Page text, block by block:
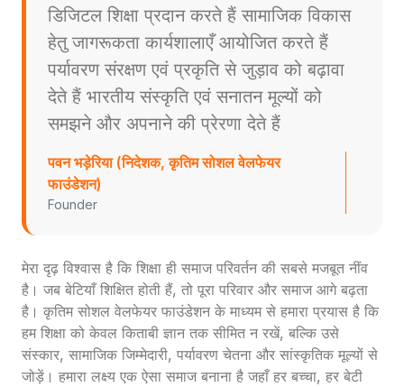
डिजिटल शिक्षा प्रदान करते हैं सामाजिक विकास
हेतु जागरूकता कार्यशालाएँ आयोजित करते हैं
पर्यावरण संरक्षण एवं प्रकृति से जुड़ाव को बढ़ावा
देते हैं भारतीय संस्कृति एवं सनातन मूल्यों को
समझने और अपनाने की प्रेरणा देते हैं
पवन भड़ेरिया (निदेशक, कृतिम सोशल वेलफेयर
फाउंडेशन)
Founder
मेरा दृढ़ विश्वास है कि शिक्षा ही समाज परिवर्तन की सबसे मजबूत नींव
है। जब बेटियाँ शिक्षित होती हैं, तो पूरा परिवार और समाज आगे बढ़ता
है। कृतिम सोशल वेलफेयर फाउंडेशन के माध्यम से हमारा प्रयास है कि
हम शिक्षा को केवल किताबी ज्ञान तक सीमित न रखें, बल्कि उसे
संस्कार, सामाजिक जिम्मेदारी, पर्यावरण चेतना और सांस्कृतिक मूल्यों से
जोड़ें। हमारा लक्ष्य एक ऐसा समाज बनाना है जहाँ हर बच्चा, हर बेटी